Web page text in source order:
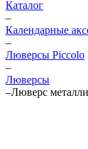
Каталог
–
Календарные
–
Люверсы Piccolo
–
Люверсы
–Люверс